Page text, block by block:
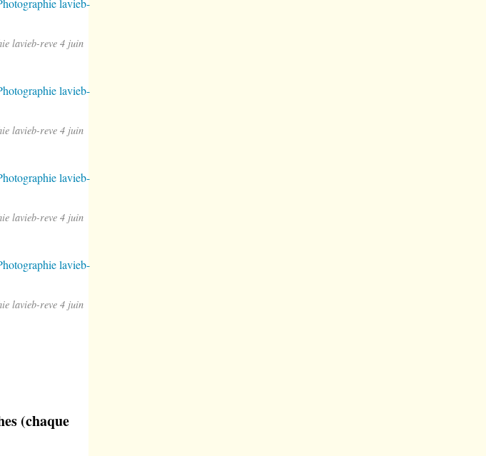
lavieb-reve 4 juin
lavieb-reve 4 juin
lavieb-reve 4 juin
lavieb-reve 4 juin
(chaque